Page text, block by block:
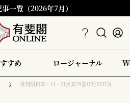
一覧（2026年7月）
すめ ロージャーナル
最判昭和50・11・21民集29巻10号1537頁